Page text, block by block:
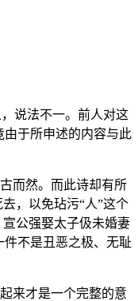
说法不一。前人对这
于所申述的内容与此
而然。而此诗却有所
，以免玷污“人”这个
公强娶太子伋未婚妻
不是丑恶之极、无耻
来才是一个完整的意